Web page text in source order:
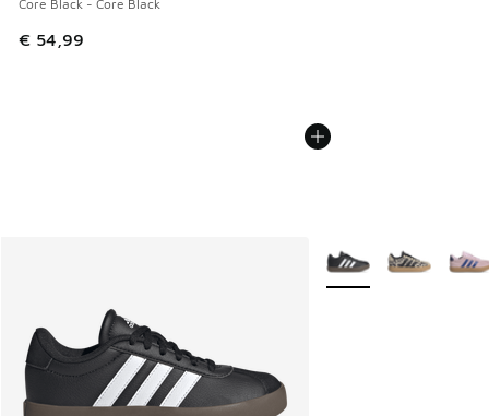
Core Black - Core Black
€ 54,99
Meer kleuren